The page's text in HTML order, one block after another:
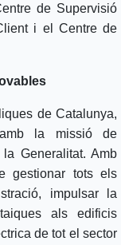
de Supervisió
i el Centre de
de Catalunya,
la missió de
Generalitat. Amb
gestionar tots els
impulsar la
als edificis
de tot el sector